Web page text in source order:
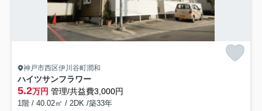
神戸市西区伊川谷町潤和
ハイツサンフラワー
5.2万円 管理/共益費3,000円
1階 / 40.02㎡ / 2DK /築33年